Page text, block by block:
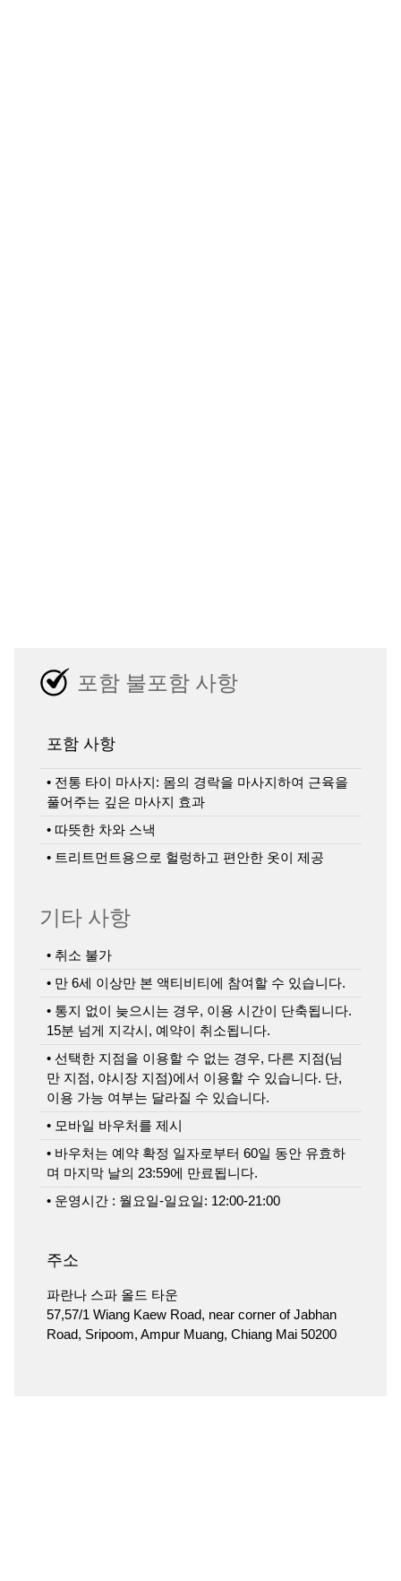
포함 불포함 사항
포함 사항
• 전통 타이 마사지: 몸의 경락을 마사지하여 근육을
풀어주는 깊은 마사지 효과
• 따뜻한 차와 스낵
• 트리트먼트용으로 헐렁하고 편안한 옷이 제공
기타 사항
• 취소 불가
• 만 6세 이상만 본 액티비티에 참여할 수 있습니다.
• 통지 없이 늦으시는 경우, 이용 시간이 단축됩니다.
15분 넘게 지각시, 예약이 취소됩니다.
• 선택한 지점을 이용할 수 없는 경우, 다른 지점(님
만 지점, 야시장 지점)에서 이용할 수 있습니다. 단,
이용 가능 여부는 달라질 수 있습니다.
• 모바일 바우처를 제시
• 바우처는 예약 확정 일자로부터 60일 동안 유효하
며 마지막 날의 23:59에 만료됩니다.
• 운영시간 : 월요일-일요일: 12:00-21:00
주소
파란나 스파 올드 타운
57,57/1 Wiang Kaew Road, near corner of Jabhan
Road, Sripoom, Ampur Muang, Chiang Mai 50200